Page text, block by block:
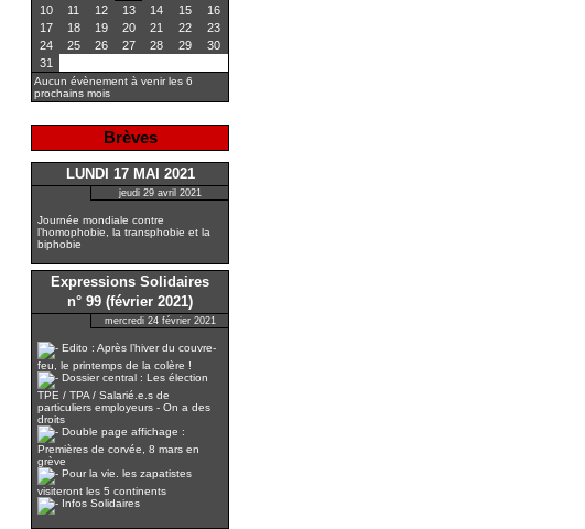
10
11 12 13 14 15
16
17
18 19 20 21 22
23
24
25 26 27 28 29
30
31
Aucun évènement à venir les 6
prochains mois
Brèves
LUNDI 17 MAI 2021
jeudi 29 avril 2021
Journée mondiale contre
l’homophobie, la transphobie et la
biphobie
Expressions Solidaires
n° 99 (février 2021)
mercredi 24 février 2021
Edito : Après l’hiver du couvre-
feu, le printemps de la colère !
Dossier central : Les élection
TPE / TPA / Salarié.e.s de
particuliers employeurs - On a des
droits
Double page affichage :
Premières de corvée, 8 mars en
grève
Pour la vie. les zapatistes
visiteront les 5 continents
Infos Solidaires